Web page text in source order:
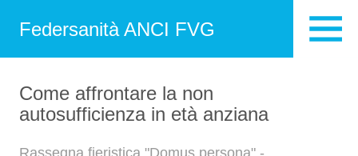
Federsanità ANCI FVG
Come affrontare la non
autosufficienza in età anziana
Rassegna fieristica "Domus persona" -